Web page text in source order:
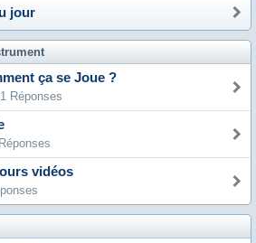
jour
ça se Joue ?
Réponses
vidéos